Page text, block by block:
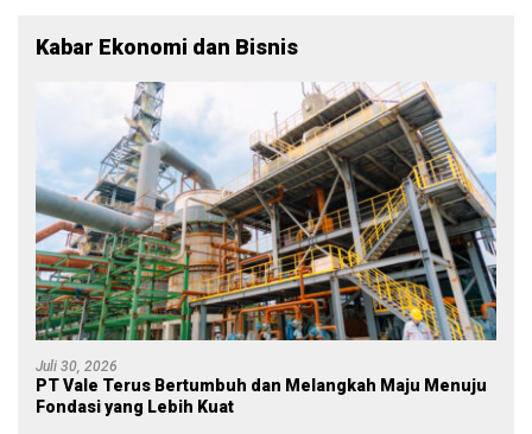
Kabar Ekonomi dan Bisnis
Juli 30, 2026
PT Vale Terus Bertumbuh dan Melangkah Maju Menuju
Fondasi yang Lebih Kuat